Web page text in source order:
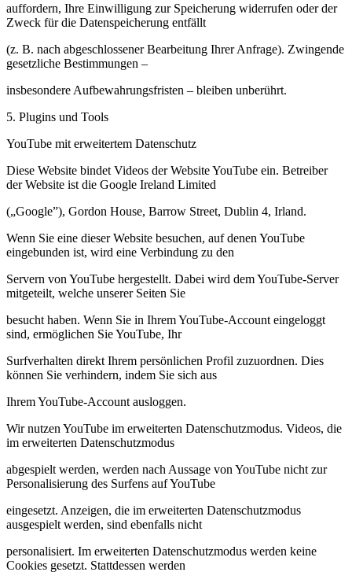
auffordern, Ihre Einwilligung zur Speicherung widerrufen oder der
Zweck für die Datenspeicherung entfällt
(z. B. nach abgeschlossener Bearbeitung Ihrer Anfrage). Zwingende
gesetzliche Bestimmungen –
insbesondere Aufbewahrungsfristen – bleiben unberührt.
5. Plugins und Tools
YouTube mit erweitertem Datenschutz
Diese Website bindet Videos der Website YouTube ein. Betreiber
der Website ist die Google Ireland Limited
(„Google”), Gordon House, Barrow Street, Dublin 4, Irland.
Wenn Sie eine dieser Website besuchen, auf denen YouTube
eingebunden ist, wird eine Verbindung zu den
Servern von YouTube hergestellt. Dabei wird dem YouTube-Server
mitgeteilt, welche unserer Seiten Sie
besucht haben. Wenn Sie in Ihrem YouTube-Account eingeloggt
sind, ermöglichen Sie YouTube, Ihr
Surfverhalten direkt Ihrem persönlichen Profil zuzuordnen. Dies
können Sie verhindern, indem Sie sich aus
Ihrem YouTube-Account ausloggen.
Wir nutzen YouTube im erweiterten Datenschutzmodus. Videos, die
im erweiterten Datenschutzmodus
abgespielt werden, werden nach Aussage von YouTube nicht zur
Personalisierung des Surfens auf YouTube
eingesetzt. Anzeigen, die im erweiterten Datenschutzmodus
ausgespielt werden, sind ebenfalls nicht
personalisiert. Im erweiterten Datenschutzmodus werden keine
Cookies gesetzt. Stattdessen werden